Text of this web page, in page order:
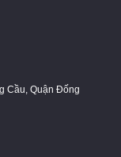
Cầu, Quận Đống